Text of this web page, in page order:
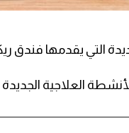
التي يقدمها فندق
العلاجية